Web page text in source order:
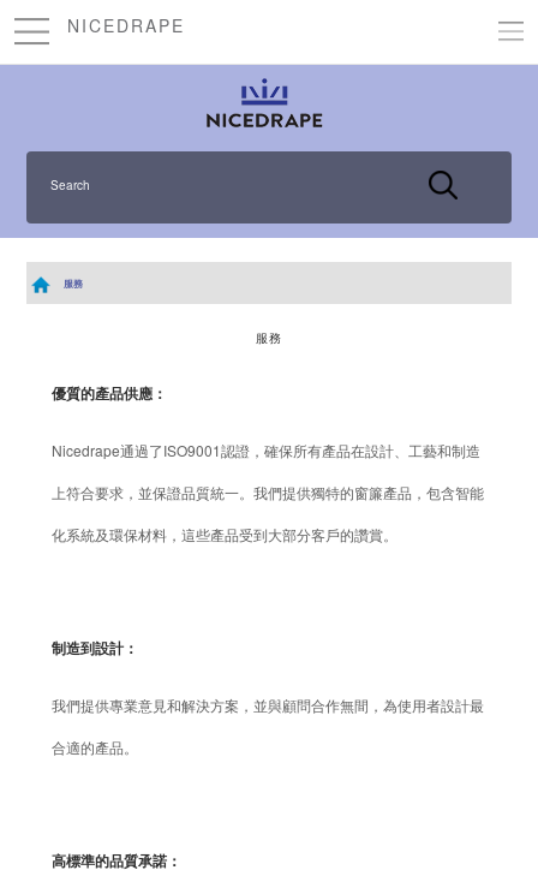
NICEDRAPE
Search
服務
服務
優質的產品供應：
Nicedrape通過了ISO9001認證，確保所有產品在設計、工藝和制造
上符合要求，並保證品質統一。我們提供獨特的窗簾產品，包含智能
化系統及環保材料，這些產品受到大部分客戶的讚賞。
制造到設計：
我們提供專業意見和解決方案，並與顧問合作無間，為使用者設計最
合適的產品。
高標準的品質承諾：